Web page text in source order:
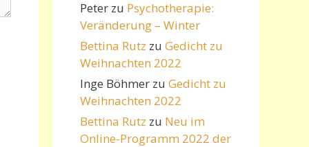
Peter zu Psychotherapie:
Veränderung – Winter
Bettina Rutz zu Gedicht zu
Weihnachten 2022
Inge Böhmer zu Gedicht zu
Weihnachten 2022
Bettina Rutz zu Neu im
Online-Programm 2022 der